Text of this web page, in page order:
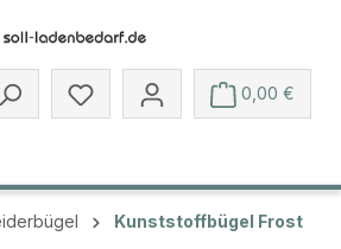
Du hast 0 Produkte auf dem
0,00 €
Kunststoffbügel Frost